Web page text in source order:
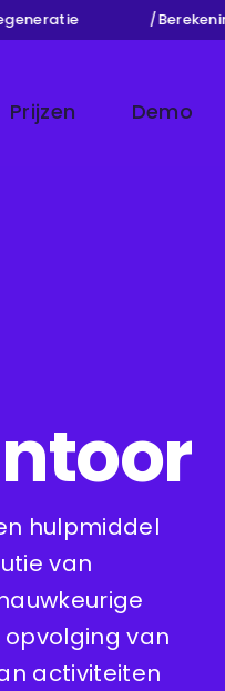
Prijzen Demo
hulpmiddel
van
van
activiteiten